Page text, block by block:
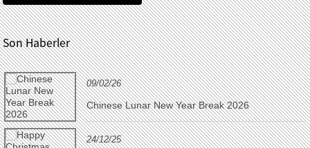
Son Haberler
09/02/26
Chinese Lunar New Year Break 2026
24/12/25